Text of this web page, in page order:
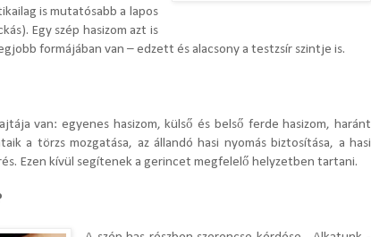
is mutatósabb a lapos
Egy szép hasizom azt is
formájában van – edzett és alacsony a testzsír szintje is.
van: egyenes hasizom, külső és belső ferde hasizom, haránt
a törzs mozgatása, az állandó hasi nyomás biztosítása, a hasi
Ezen kívül segítenek a gerincet megfelelő helyzetben tartani.